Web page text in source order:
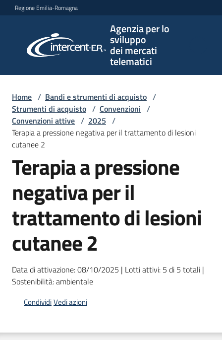
Vai al contenuto
Vai alla navigazione
Vai al footer
Regione Emilia-Romagna
Agenzia per lo
sviluppo
dei mercati
telematici
per lo
sviluppo
telematici
L'Agenzia
e
strumenti
di
acquisto
Supporto
Piattaforme
Home / Bandi e strumenti di acquisto /
Strumenti di acquisto / Convenzioni /
Convenzioni attive / 2025 /
Terapia a pressione negativa per il trattamento di lesioni
cutanee 2
Terapia a pressione
negativa per il
trattamento di lesioni
cutanee 2
Data di attivazione: 08/10/2025 | Lotti attivi: 5 di 5 totali |
Sostenibilità: ambientale
CondividiVedi azioni